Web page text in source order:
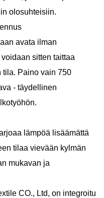
olosuhteisiin.
avata ilman
sitten taittaa
tila. Paino vain 750
- täydellinen
lämpöä lisäämättä
tilaa vievään kylmän
mukavan ja
CO., Ltd, on integroitu